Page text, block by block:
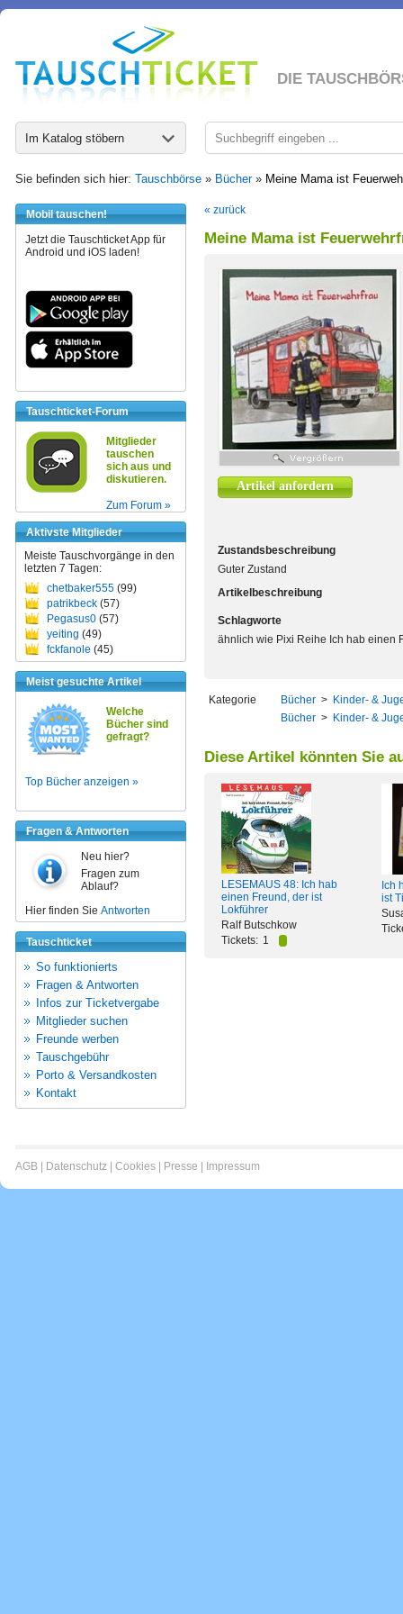
DIE
Im Katalog stöbern
Sie befinden sich hier: Tauschbörse » Bücher» Meine Mama ist
Mobil tauschen!
Jetzt die Tauschticket App für
Android und iOS laden!
Tauschticket-Forum
Mitglieder
tauschen
sich aus und
diskutieren.
Zum Forum »
Aktivste Mitglieder
Meiste Tauschvorgänge in den
letzten 7 Tagen:
chetbaker555 (99)
patrikbeck (57)
Pegasus0 (57)
yeiting (49)
fckfanole (45)
Meist gesuchte Artikel
Welche
Bücher sind
gefragt?
Top Bücher anzeigen »
Fragen & Antworten
Neu hier?
Fragen zum
Ablauf?
Hier finden Sie Antworten
Tauschticket
So funktionierts
Fragen & Antworten
Infos zur Ticketvergabe
Mitglieder suchen
Freunde werben
Tauschgebühr
Porto & Versandkosten
Kontakt
« zurück
Meine Mama ist
Artikel anfordern
Zustandsbeschreibung
Guter Zustand
Artikelbeschreibung
Schlagworte
ähnlich wie Pixi Reihe Ich hab einen
Kategorie Bücher > Kinder- &
Bücher > Kinder- &
Diese Artikel könnten Sie
LESEMAUS 48: Ich hab
einen Freund, der ist
Lokführer
Ralf Butschkow
Tickets: 1
Ich
ist
AGB Datenschutz Cookies Presse Impressum